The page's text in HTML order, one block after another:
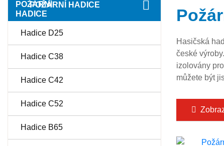
POŽÁRNÍ HADICE
Hadice D25
Hadice C38
Hadice C42
Hadice C52
Hadice B65
Hasičská
české
izolovány
můžete být